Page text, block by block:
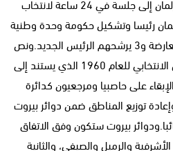
رئيسا وتشكيل حكومة وحدة وطنية
تضم 16 وزيرا لـ14 آذار و11 للمعارضة و3 يرشحهم الرئيس الجديد.ونص
الاتفاق على العودة إلى القانون الانتخابي للعام 1960 الذي يستند إلى
على حاصبيا ومرجعيون كدائرة
توزيع المناطق ضمن دوائر بيروت
على أساس انتخاب 19 نائبا.ودوائر بيروت ستكون وفق الاتفاق
والرميل والصيفي، والثانية